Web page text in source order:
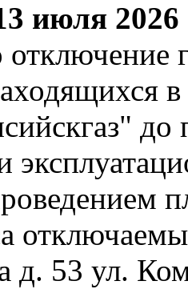
июля
отключение
до
д. 53 ул.